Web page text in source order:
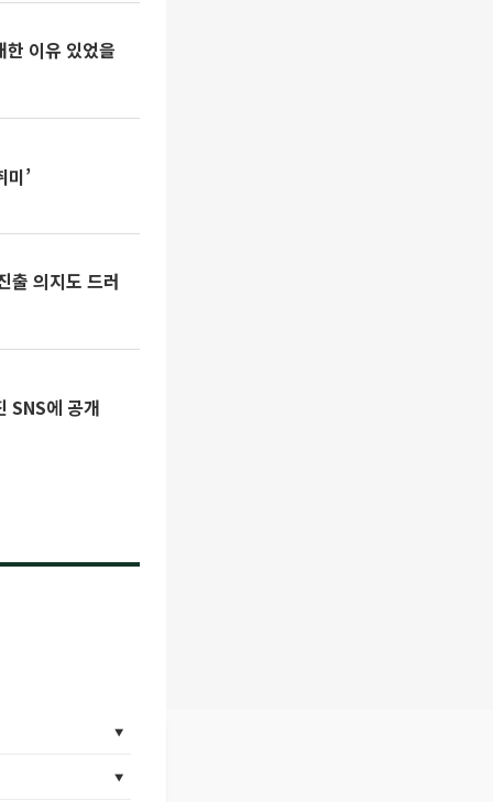
이유 있었을
미’
출 의지도 드러
SNS에 공개